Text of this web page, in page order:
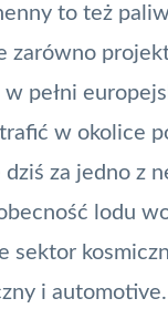
to też
pełni
w okolice
za jedno z
lodu
sektor
i